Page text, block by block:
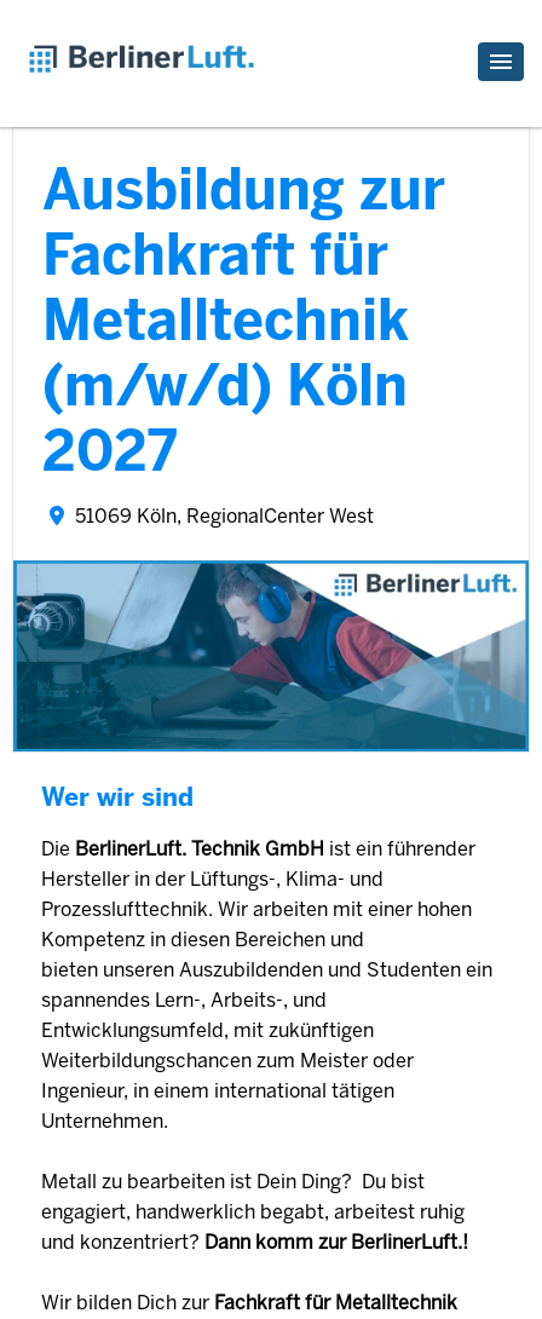
Ausbildung zur
Fachkraft für
Metalltechnik
(m/w/d) Köln
2027
51069 Köln, RegionalCenter West
Wer wir sind
Die BerlinerLuft. Technik GmbH ist ein führender
Hersteller in der Lüftungs-, Klima- und
Prozesslufttechnik. Wir arbeiten mit einer hohen
Kompetenz in diesen Bereichen und
bieten unseren Auszubildenden und Studenten ein
spannendes Lern-, Arbeits-, und
Entwicklungsumfeld, mit zukünftigen
Weiterbildungschancen zum Meister oder
Ingenieur, in einem international tätigen
Unternehmen.
Metall zu bearbeiten ist Dein Ding? Du bist
engagiert, handwerklich begabt, arbeitest ruhig
und konzentriert? Dann komm zur BerlinerLuft.!
Wir bilden Dich zur Fachkraft für Metalltechnik